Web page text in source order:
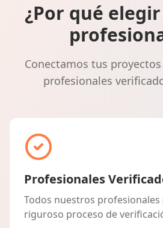
¿Por qué
Conectamos tus
profesionales
Profesionales
Todos nuestros
riguroso proceso de